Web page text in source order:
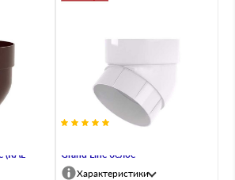
(RAL
Grand Line белое
Характеристики